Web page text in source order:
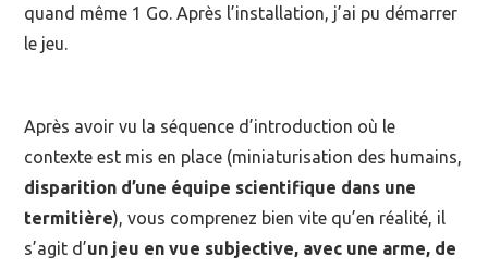
quand même 1 Go. Après l’installation, j’ai pu démarrer
le jeu.
Après avoir vu la séquence d’introduction où le
contexte est mis en place (miniaturisation des humains,
disparition d’une équipe scientifique dans une
termitière), vous comprenez bien vite qu’en réalité, il
s’agit d’un jeu en vue subjective, avec une arme, de